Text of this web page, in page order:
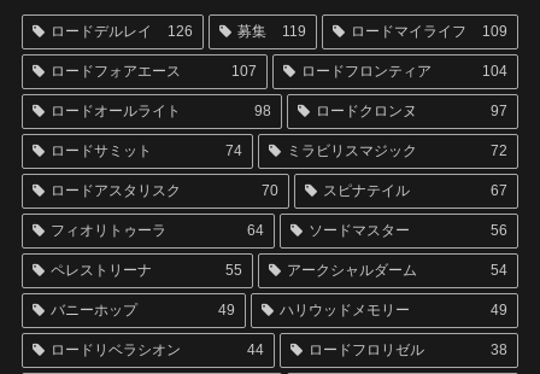
ロードデルレイ 126 募集 119 ロードマイライフ 109
ロードフォアエース 107 ロードフロンティア 104
ロードオールライト 98 ロードクロンヌ 97
ロードサミット 74 ミラビリスマジック 72
ロードアスタリスク 70 スピナテイル 67
フィオリトゥーラ 64 ソードマスター 56
ペレストリーナ 55 アークシャルダーム 54
バニーホップ 49 ハリウッドメモリー 49
ロードリベラシオン 44 ロードフロリゼル 38